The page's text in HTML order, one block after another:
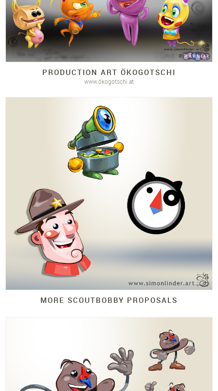
PRODUCTION ART ÖKOGOTSCHI
www.ökogotschi.at
MORE SCOUTBOBBY PROPOSALS